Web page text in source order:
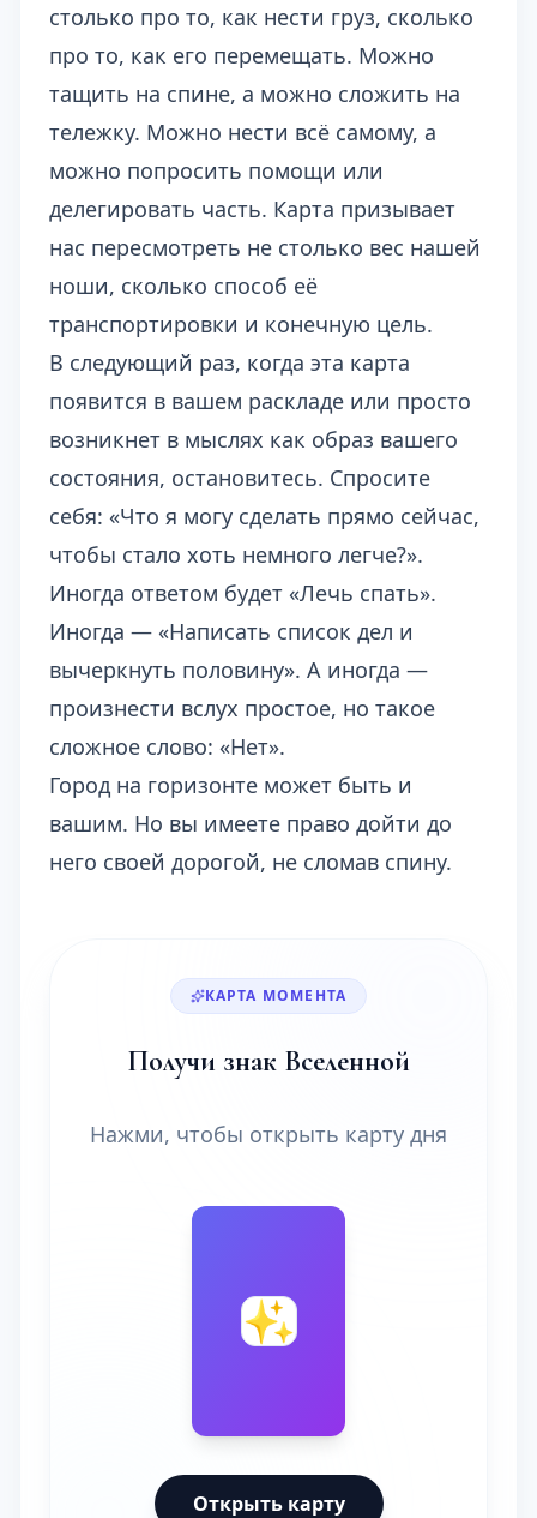
столько про то, как нести груз, сколько
про то, как его перемещать. Можно
тащить на спине, а можно сложить на
тележку. Можно нести всё самому, а
можно попросить помощи или
делегировать часть. Карта призывает
нас пересмотреть не столько вес нашей
ноши, сколько способ её
транспортировки и конечную цель.
В следующий раз, когда эта карта
появится в вашем раскладе или просто
возникнет в мыслях как образ вашего
состояния, остановитесь. Спросите
себя: «Что я могу сделать прямо сейчас,
чтобы стало хоть немного легче?».
Иногда ответом будет «Лечь спать».
Иногда — «Написать список дел и
вычеркнуть половину». А иногда —
произнести вслух простое, но такое
сложное слово: «Нет».
Город на горизонте может быть и
вашим. Но вы имеете право дойти до
него своей дорогой, не сломав спину.
КАРТА МОМЕНТА
Получи знак Вселенной
Нажми, чтобы открыть карту дня
🔮
✨
Открыть карту